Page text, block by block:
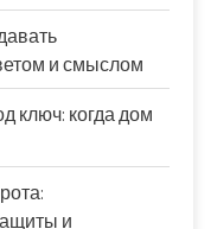
и смыслом
ключ: когда дом
и